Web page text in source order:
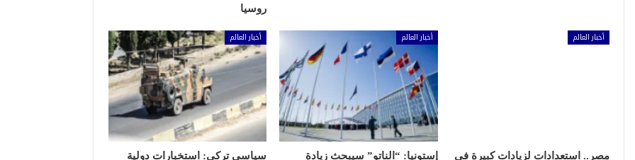
روسيا
أخبار العالم
مصر.. استعدادات لزيادات كبيرة في
أخبار العالم
إستونيا: “الناتو” سيبحث زيادة
أخبار العالم
سياسي تركي: استخبارات دولية